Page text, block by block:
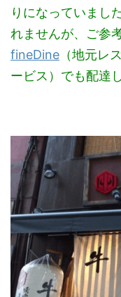
りになっていまし
れませんが、ご参
fineDine （地元レ
ービス）でも配達